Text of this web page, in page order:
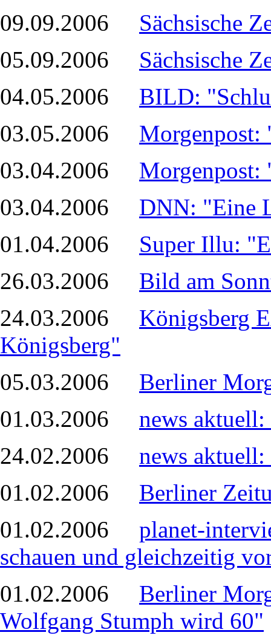
09.09.2006 Sächsische
05.09.2006 Sächsische
04.05.2006 BILD:
03.05.2006 Morgenpost:
03.04.2006 Morgenpost:
03.04.2006 DNN: "Eine
01.04.2006 Super Illu:
26.03.2006 Bild am
24.03.2006 Königsberg
Königsberg"
05.03.2006 Berliner
01.03.2006 news
24.02.2006 news
01.02.2006 Berliner
01.02.2006 planet-
schauen und gleichzeitig
01.02.2006 Berliner
Wolfgang Stumph wird 60"